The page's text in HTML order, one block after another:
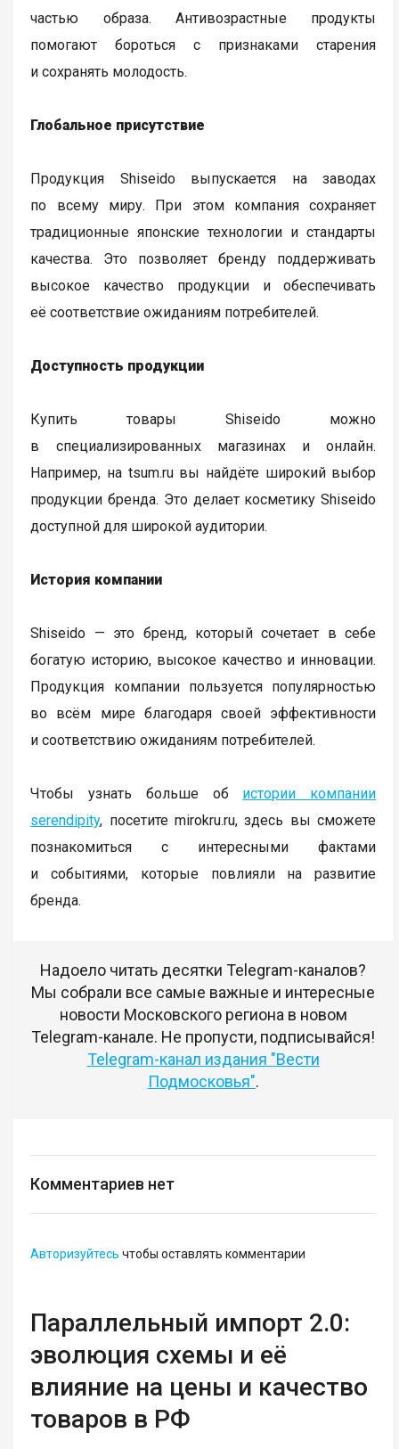
частью образа. Антивозрастные продукты
помогают бороться с признаками старения
и сохранять молодость.
Глобальное присутствие
Продукция Shiseido выпускается на заводах
по всему миру. При этом компания сохраняет
традиционные японские технологии и стандарты
качества. Это позволяет бренду поддерживать
высокое качество продукции и обеспечивать
её соответствие ожиданиям потребителей.
Доступность продукции
Купить товары Shiseido можно
в специализированных магазинах и онлайн.
Например, на tsum.ru вы найдёте широкий выбор
продукции бренда. Это делает косметику Shiseido
доступной для широкой аудитории.
История компании
Shiseido — это бренд, который сочетает в себе
богатую историю, высокое качество и инновации.
Продукция компании пользуется популярностью
во всём мире благодаря своей эффективности
и соответствию ожиданиям потребителей.
Чтобы узнать больше об истории компании
serendipity, посетите mirokru.ru, здесь вы сможете
познакомиться с интересными фактами
и событиями, которые повлияли на развитие
бренда.
Надоело читать десятки Telegram-каналов?
Мы собрали все самые важные и интересные
новости Московского региона в новом
Telegram-канале. Не пропусти, подписывайся!
Telegram-канал издания "Вести
Подмосковья".
Комментариев нет
Авторизуйтесь чтобы оставлять комментарии
Параллельный импорт 2.0:
эволюция схемы и её
влияние на цены и качество
товаров в РФ